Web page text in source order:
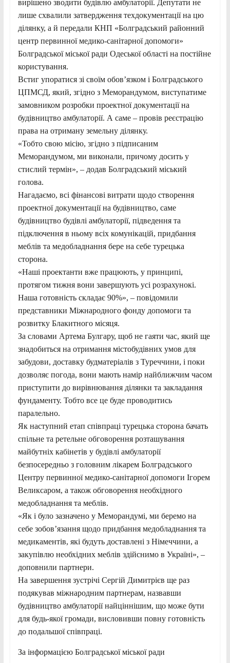
вирішено зводити будівлю амбулаторії. Депутати не
лише схвалили затвердження техдокументації на цю
ділянку, а й передали КНП «Болградський районний
центр первинної медико-санітарної допомоги»
Болградської міської ради Одеської області на постійне
користування.
Встиг упоратися зі своїм обов’язком і Болградського
ЦПМСД, який, згідно з Меморандумом, виступатиме
замовником розробки проектної документації на
будівництво амбулаторії. А саме – провів реєстрацію
права на отриману земельну ділянку.
«Тобто свою місію, згідно з підписаним
Меморандумом, ми виконали, причому досить у
стислий термін», – додав Болградський міський
голова.
Нагадаємо, всі фінансові витрати щодо створення
проектної документації на будівництво, саме
будівництво будівлі амбулаторії, підведення та
підключення в ньому всіх комунікацій, придбання
меблів та медобладнання бере на себе турецька
сторона.
«Наші проектанти вже працюють, у принципі,
протягом тижня вони завершують усі розрахунокі.
Наша готовність складає 90%», – повідомили
представники Міжнародного фонду допомоги та
розвитку Блакитного місяця.
За словами Артема Булгару, щоб не гаяти час, який ще
знадобиться на отримання містобудівних умов для
забудови, доставку будматеріалів з Туреччини, і поки
дозволяє погода, вони мають намір найближчим часом
приступити до вирівнювання ділянки та закладання
фундаменту. Тобто все це буде проводитись
паралельно.
Як наступний етап співпраці турецька сторона бачать
спільне та ретельне обговорення розташування
майбутніх кабінетів у будівлі амбулаторії
безпосередньо з головним лікарем Болградського
Центру первинної медико-санітарної допомоги Ігорем
Великсаром, а також обговорення необхідного
медобладнання та меблів.
«Як і було зазначено у Меморандумі, ми беремо на
себе зобов’язання щодо придбання медобладнання та
медикаментів, які будуть доставлені з Німеччини, а
закупівлю необхідних меблів здійснимо в Україні», –
доповнили партнери.
На завершення зустрічі Сергій Димитрієв ще раз
подякував міжнародним партнерам, назвавши
будівництво амбулаторії найціннішим, що може бути
для будь-якої громади, висловивши повну готовність
до подальшої співпраці.
За інформацією Болградської міської ради